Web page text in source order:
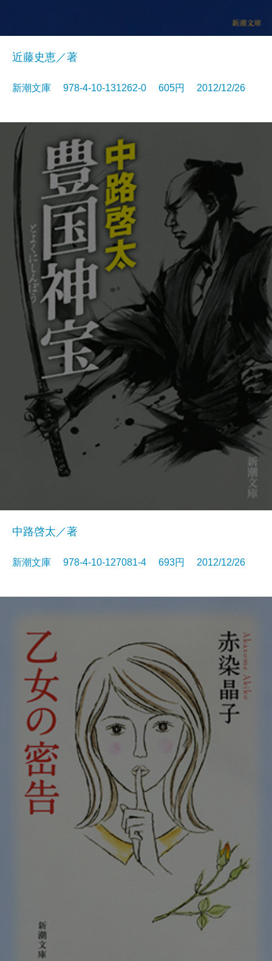
近藤史恵／著
新潮文庫 978-4-10-131262-0 605円 2012/12/26
中路啓太／著
新潮文庫 978-4-10-127081-4 693円 2012/12/26